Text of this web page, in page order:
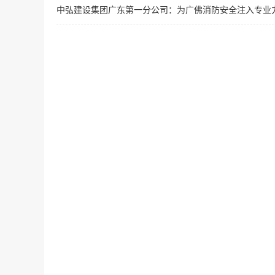
中弘建设集团广东第一分公司：为广佛消防安全注入专业